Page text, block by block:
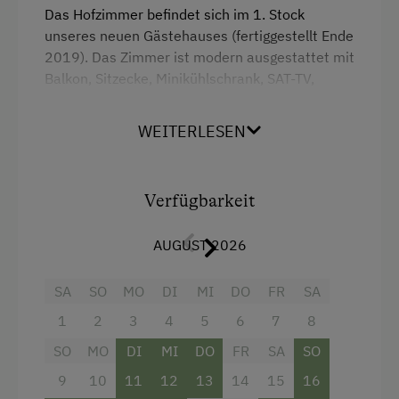
Schnapsbrennerei
Schnapsverkostung
Spielgefährten
Kinder sind willkommen
Verpflegung
Frühstück vom Buffett
Vinothek
Das Hofzimmer befindet sich im 1. Stock
unseres neuen Gästehauses (fertiggestellt Ende
2019). Das Zimmer ist modern ausgestattet mit
Balkon, Sitzecke, Minikühlschrank, SAT-TV,
In unserem Garten stehen allen unseren
Verfügung. Der anschließende Wein- und
Ausstattung
WEITERLESEN
Verfügbarkeit
AUGUST 2026
SA
1
SO
2
MO
3
DI
4
MI
5
DO
6
FR
7
SA
8
SO
9
MO
10
DI
11
MI
12
DO
13
FR
14
SA
15
SO
16